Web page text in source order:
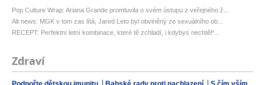
Pop Culture Wrap: Ariana Grande promluvila o svém ústupu z veřejného ž...
Alt news: MGK v tom zas lítá, Jared Leto byl obviněný ze sexuálního ob...
RECEPT: Perfektní letní kombinace, které tě zchladí, i kdybys nechtěl*...
Zdraví